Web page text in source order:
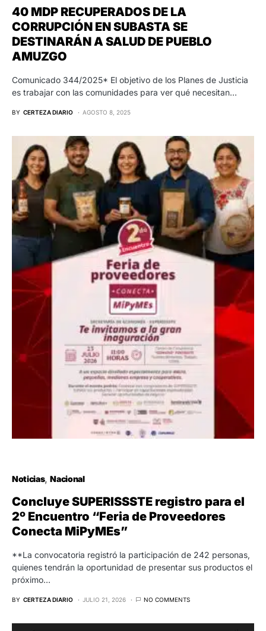
40 MDP RECUPERADOS DE LA
CORRUPCIÓN EN SUBASTA SE
DESTINARÁN A SALUD DE PUEBLO
AMUZGO
Comunicado 344/2025* El objetivo de los Planes de Justicia
es trabajar con las comunidades para ver qué necesitan…
BY CERTEZA DIARIO AGOSTO 8, 2025
Noticias Nacional
Concluye SUPERISSSTE registro para el
2º Encuentro “Feria de Proveedores
Conecta MiPyMEs”
**La convocatoria registró la participación de 242 personas,
quienes tendrán la oportunidad de presentar sus productos el
próximo…
BY CERTEZA DIARIO JULIO 21, 2026 NO COMMENTS